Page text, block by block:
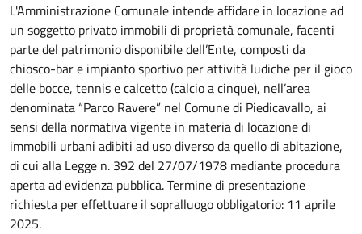
L'Amministrazione Comunale intende affidare in locazione ad
un soggetto privato immobili di proprietà comunale, facenti
parte del patrimonio disponibile dell’Ente, composti da
chiosco-bar e impianto sportivo per attività ludiche per il gioco
delle bocce, tennis e calcetto (calcio a cinque), nell’area
denominata “Parco Ravere” nel Comune di Piedicavallo, ai
sensi della normativa vigente in materia di locazione di
immobili urbani adibiti ad uso diverso da quello di abitazione,
di cui alla Legge n. 392 del 27/07/1978 mediante procedura
aperta ad evidenza pubblica. Termine di presentazione
richiesta per effettuare il sopralluogo obbligatorio: 11 aprile
2025.